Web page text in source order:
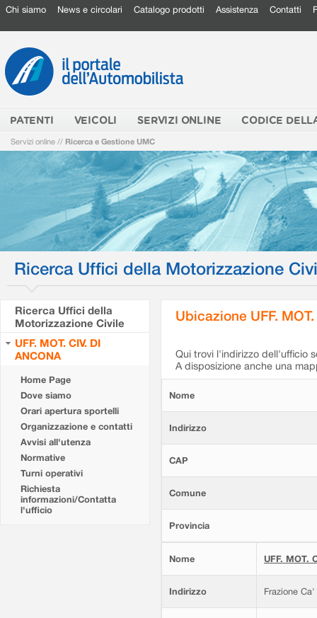
Chi siamo News e circolari Catalogo prodotti Assistenza Contatti
PATENTI VEICOLI SERVIZI ONLINE CODICE
Servizi online // Ricerca e Gestione UMC
Ricerca Uffici della Motorizzazione
Ricerca Uffici della
Motorizzazione Civile
UFF. MOT. CIV. DI
ANCONA
Home Page
Dove siamo
Orari apertura sportelli
Organizzazione e contatti
Avvisi all'utenza
Normative
Turni operativi
Richiesta
informazioni/Contatta
l'ufficio
Ubicazione UFF.
Qui trovi l'indirizzo dell'ufficio
A disposizione anche una
Nome
Indirizzo
CAP
Comune
Provincia
Nome UFF. MOT.
Indirizzo Frazione